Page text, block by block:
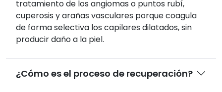
tratamiento de los angiomas o puntos rubí,
cuperosis y arañas vasculares porque coagula
de forma selectiva los capilares dilatados, sin
producir daño a la piel.
¿Cómo es el proceso de recuperación?